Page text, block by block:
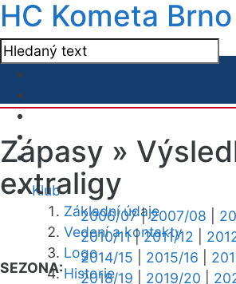
HC Kometa Brno
Klub
Základní údaje
Vedení a kontakty
Logo
Historie
Zápasy »
extraligy
SEZONA:
2006/07|2007/08
2010/11|2011/12
2014/15
2015/16
2018/19
2019/20